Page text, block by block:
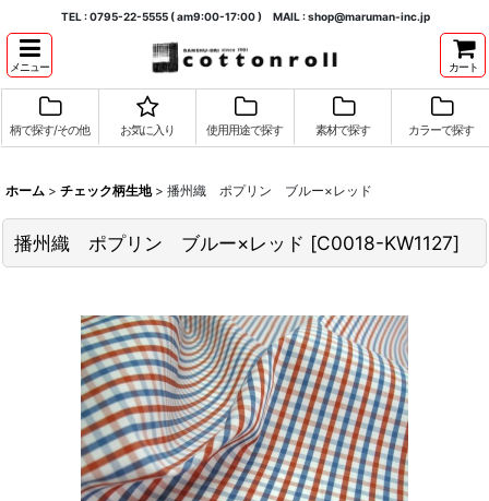
TEL : 0795-22-5555 ( am9:00-17:00 ) MAIL : shop@maruman-inc.jp
メニュー カート
柄で探す/その他 お気に入り 使用用途で探す 素材で探す カラーで探す
ホーム > チェック柄生地 > 播州織 ポプリン ブルー×レッド
播州織 ポプリン ブルー×レッド [C0018-KW1127]